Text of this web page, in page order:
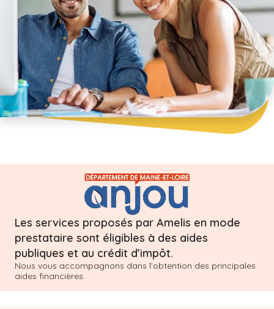
Les services proposés par Amelis en mode
prestataire sont éligibles à des aides
publiques et au crédit d’impôt.
Nous vous accompagnons dans l’obtention des principales
aides financières.